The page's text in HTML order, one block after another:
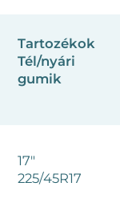
Tartozékok
Tél/nyári
gumik
17"
225/45R17